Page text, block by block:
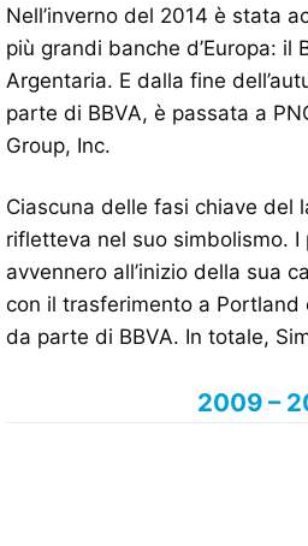
Nell’inverno del 2014 è stata
più grandi banche d’Europa: il
Argentaria. E dalla fine
parte di BBVA, è passata a
Group, Inc.
Ciascuna delle fasi chiave del
rifletteva nel suo simbolismo.
avvennero all’inizio della sua
con il trasferimento a Portland
da parte di BBVA. In totale,
2009 –